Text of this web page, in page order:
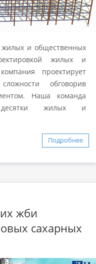
жилых и общественных
жилых и
проектирует
обговорив
Наша команда
десятки жилых и
Подробнее
жби
сахарных